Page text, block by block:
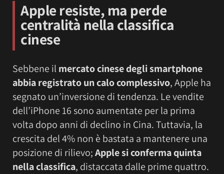
Apple resiste, ma perde
centralità nella classifica
cinese
Sebbene il mercato cinese degli smartphone
abbia registrato un calo complessivo, Apple ha
segnato un’inversione di tendenza. Le vendite
dell’iPhone 16 sono aumentate per la prima
volta dopo anni di declino in Cina. Tuttavia, la
crescita del 4% non è bastata a mantenere una
posizione di rilievo;Apple si conferma quinta
nella classifica, distaccata dalle prime quattro.